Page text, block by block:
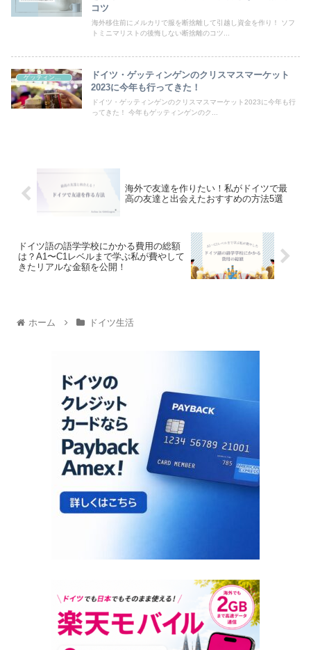
コツ
海外移住前にメルカリで服を断捨離して引越し資金を作り！ ソフ
トミニマリストの後悔しない断捨離のコツ...
ゲッティンゲン
ドイツ・ゲッティンゲンのクリスマスマーケット
2023に今年も行ってきた！
ドイツ・ゲッティンゲンのクリスマスマーケット2023に今年も行
ってきた！ 今年もゲッティンゲンのク...
海外で友達を作りたい！私がドイツで最
高の友達と出会えたおすすめの方法5選
ドイツ語の語学学校にかかる費用の総額
は？A1〜C1レベルまで学ぶ私が費やして
きたリアルな金額を公開！
ホーム ドイツ生活